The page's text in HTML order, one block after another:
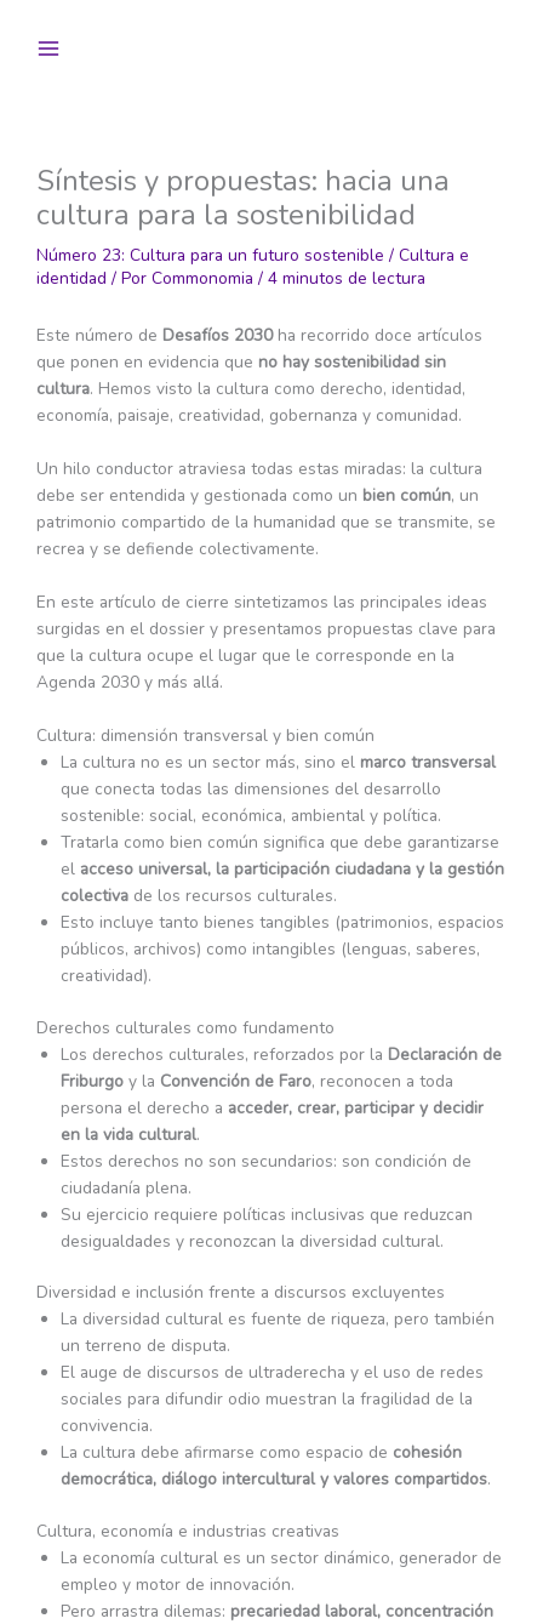
Síntesis y propuestas: hacia una
cultura para la sostenibilidad
Número 23: Cultura para un futuro sostenible / Cultura e
identidad / Por Commonomia / 4 minutos de lectura
Este número de Desafíos 2030ha recorrido doce artículos
que ponen en evidencia que no hay sostenibilidad sin
cultura. Hemos visto la cultura como derecho, identidad,
economía, paisaje, creatividad, gobernanza y comunidad.
Un hilo conductor atraviesa todas estas miradas: la cultura
debe ser entendida y gestionada como un bien común, un
patrimonio compartido de la humanidad que se transmite, se
recrea y se defiende colectivamente.
En este artículo de cierre sintetizamos las principales ideas
surgidas en el dossier y presentamos propuestas clave para
que la cultura ocupe el lugar que le corresponde en la
Agenda 2030 y más allá.
Cultura: dimensión transversal y bien común
La cultura no es un sector más, sino el marco transversal
que conecta todas las dimensiones del desarrollo
sostenible: social, económica, ambiental y política.
Tratarla como bien común significa que debe garantizarse
el acceso universal, la participación ciudadana y la gestión
colectiva de los recursos culturales.
Esto incluye tanto bienes tangibles (patrimonios, espacios
públicos, archivos) como intangibles (lenguas, saberes,
creatividad).
Derechos culturales como fundamento
Los derechos culturales, reforzados por la Declaración de
Friburgo y la Convención de Faro, reconocen a toda
persona el derecho a acceder, crear, participar y decidir
en la vida cultural.
Estos derechos no son secundarios: son condición de
ciudadanía plena.
Su ejercicio requiere políticas inclusivas que reduzcan
desigualdades y reconozcan la diversidad cultural.
Diversidad e inclusión frente a discursos excluyentes
La diversidad cultural es fuente de riqueza, pero también
un terreno de disputa.
El auge de discursos de ultraderecha y el uso de redes
sociales para difundir odio muestran la fragilidad de la
convivencia.
La cultura debe afirmarse como espacio de cohesión
democrática, diálogo intercultural y valores compartidos.
Cultura, economía e industrias creativas
La economía cultural es un sector dinámico, generador de
empleo y motor de innovación.
Pero arrastra dilemas: precariedad laboral, concentración